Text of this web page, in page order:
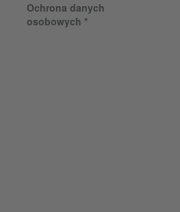
Ochrona danych
osobowych